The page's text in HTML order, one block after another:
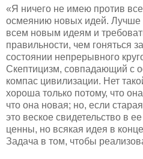
«Я ничего не имею против
осмеянию новых идей. Лучше
всем новым идеям и
правильности, чем гоняться
состоянии непрерывного
Скептицизм, совпадающий с
компас цивилизации. Нет
хороша только потому, что
что она новая; но, если
это веское свидетельство в
ценны, но всякая идея в
Задача в том, чтобы